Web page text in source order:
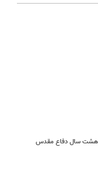
هشت سال دفاع مقدس